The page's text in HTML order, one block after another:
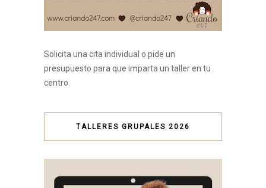
Solicita una cita individual o pide un
presupuesto para que imparta un taller en tu
centro.
TALLERES GRUPALES 2026